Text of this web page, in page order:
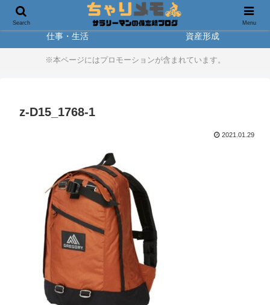
製品レビュー
仕事・生活 資産形成
※本ページにはプロモーションが含まれています。
z-D15_1768-1
2021.01.29
Search Menu